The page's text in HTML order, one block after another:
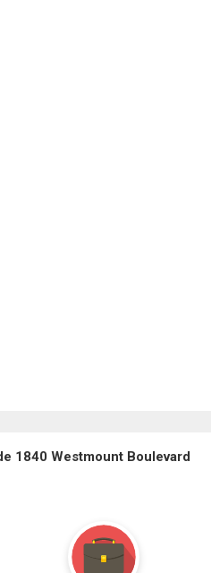
1840 Westmount Boulevard